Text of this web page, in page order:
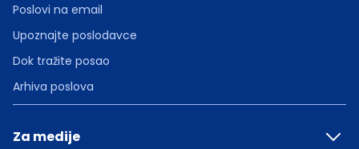
Poslovi na email
Upoznajte poslodavce
Dok tražite posao
Arhiva poslova
Za medije